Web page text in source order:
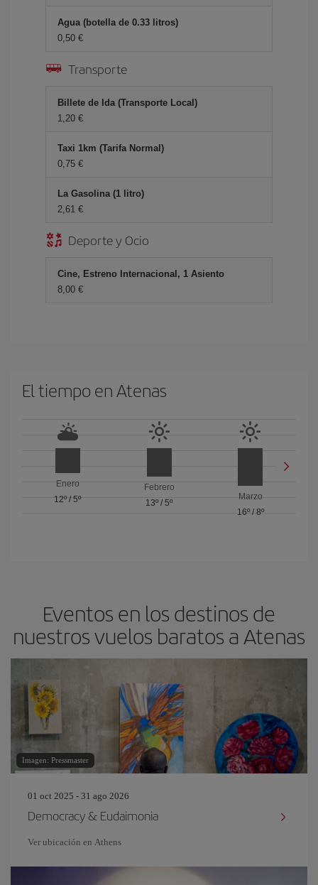
Agua (botella de 0.33 litros)
0,50 €
Transporte
Billete de Ida (Transporte Local)
1,20 €
Taxi 1km (Tarifa Normal)
0,75 €
La Gasolina (1 litro)
2,61 €
Deporte y Ocio
Cine, Estreno Internacional, 1 Asiento
8,00 €
El tiempo en Atenas
Enero
12º/5º
Febrero
13º / 5º
Marzo
16º/ 8º
Eventos en los destinos de
nuestros vuelos baratos a Atenas
Imagen: Pressmaster
01 oct 2025 - 31 ago 2026
Democracy & Eudaimonia
Ver ubicación en Athens